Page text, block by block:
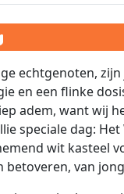
echtgenoten,
en een flinke
adem, want wij
speciale dag: Het
wit kasteel
betoveren, van